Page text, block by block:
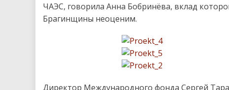
ЧАЭС, говорила Анна Бобринёва, вклад
Брагинщины неоценим.
Директор Международного фонда Сергей